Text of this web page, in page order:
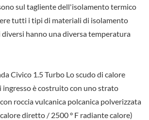
sul tagliente dell'isolamento termico
tutti i tipi di materiali di isolamento
hanno una diversa temperatura
Civico 1.5 Turbo Lo scudo di calore
ingresso è costruito con uno strato
roccia vulcanica polcanica polverizzata
diretto / 2500 ° F radiante calore)